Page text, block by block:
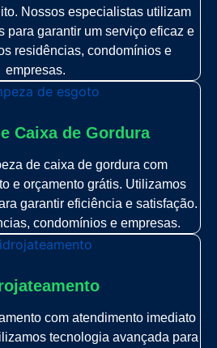
Nossos especialistas utilizam
para garantir um serviço eficaz e
residências, condomínios e
empresas.
Caixa de Gordura
de caixa de gordura com
e orçamento grátis. Utilizamos
garantir eficiência e satisfação.
condomínios e empresas.
com atendimento imediato
tecnologia avançada para